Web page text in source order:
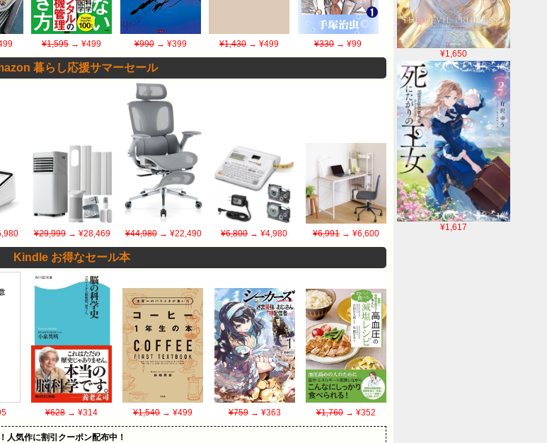
¥1,650
¥1,617
¥1,595 → ¥499 ¥990→ ¥399 ¥1,430 → ¥499 ¥330 → ¥99
暮らし応援サマーセール
¥29,999→ ¥28,469 ¥44,980→ ¥22,490 ¥6,800→ ¥4,980 ¥6,991→ ¥6,600
Kindle お得なセール本
¥628→ ¥314 ¥1,540→ ¥499 ¥759→ ¥363 ¥1,760→ ¥352
人気作に割引クーポン配布中！